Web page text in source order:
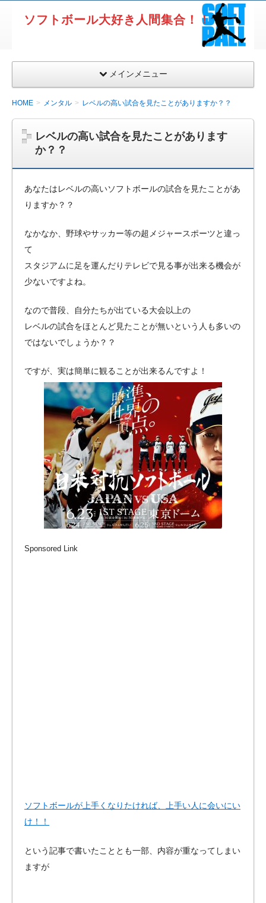
ソフトボール大好き人間集合！！
メインメニュー
HOME メンタル レベルの高い試合を見たことがありますか？？
レベルの高い試合を見たことがあります
か？？
あなたはレベルの高いソフトボールの試合を見たことがあ
りますか？？
なかなか、野球やサッカー等の超メジャースポーツと違っ
て
スタジアムに足を運んだりテレビで見る事が出来る機会が
少ないですよね。
なので普段、自分たちが出ている大会以上の
レベルの試合をほとんど見たことが無いという人も多いの
ではないでしょうか？？
ですが、実は簡単に観ることが出来るんですよ！
Sponsored Link
ソフトボールが上手くなりたければ、上手い人に会いにい
け！！
という記事で書いたこととも一部、内容が重なってしまい
ますが